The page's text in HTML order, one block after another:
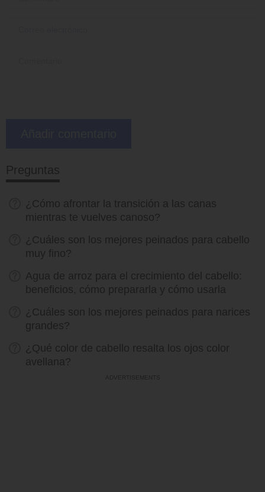
Preguntas
¿Cómo afrontar la transición a las canas
mientras te vuelves canoso?
¿Cuáles son los mejores peinados para cabello
muy fino?
Agua de arroz para el crecimiento del cabello:
beneficios, cómo prepararla y cómo usarla
¿Cuáles son los mejores peinados para narices
grandes?
¿Qué color de cabello resalta los ojos color
avellana?